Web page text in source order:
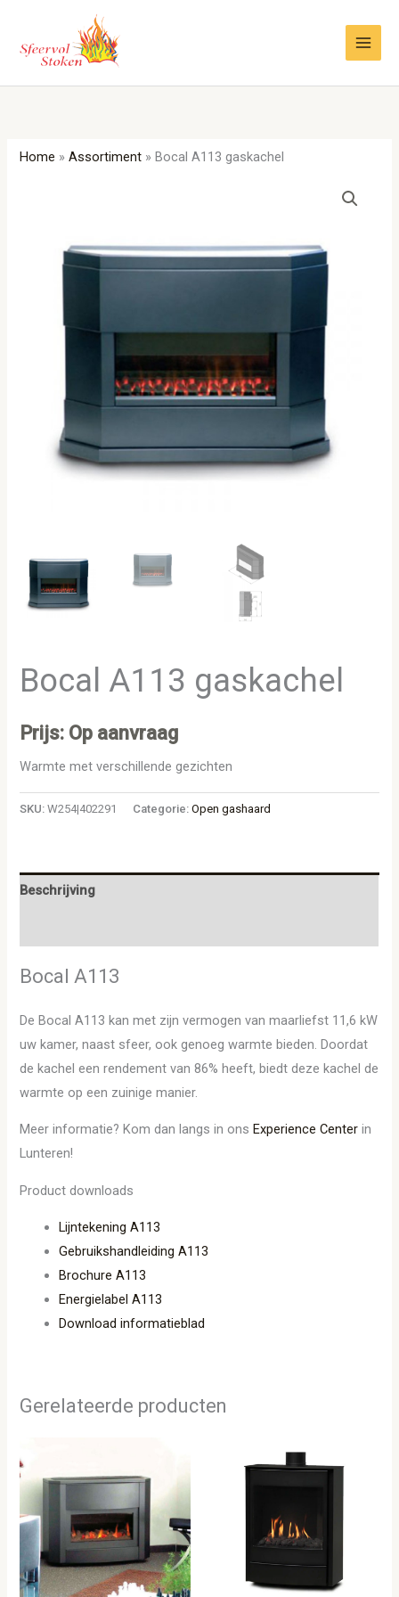
inhoud
Home »Assortiment » Bocal A113 gaskachel
Bocal A113 gaskachel
Prijs: Op aanvraag
Warmte met verschillende gezichten
SKU:W254|402291 Categorie:Open gashaard
Beschrijving
Bocal A113
De Bocal A113 kan met zijn vermogen van maarliefst 11,6 kW
uw kamer, naast sfeer, ook genoeg warmte bieden. Doordat
de kachel een rendement van 86% heeft, biedt deze kachel de
warmte op een zuinige manier.
Meer informatie? Kom dan langs in ons Experience Center in
Lunteren!
Product downloads
Lijntekening A113
Gebruikshandleiding A113
Brochure A113
Energielabel A113
Download informatieblad
Gerelateerde producten